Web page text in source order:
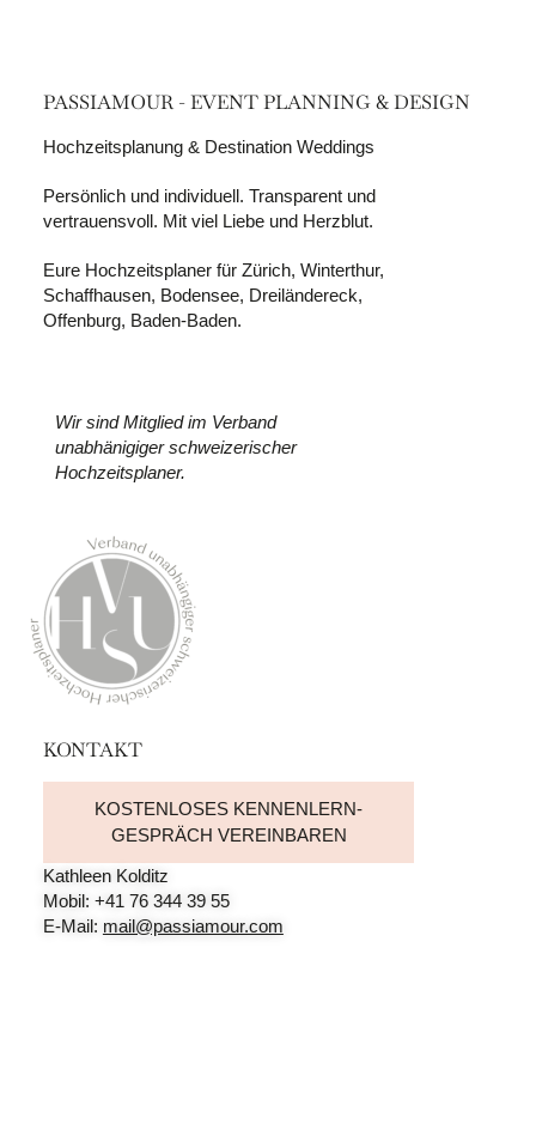
PASSIAMOUR - EVENT PLANNING & DESIGN
Hochzeitsplanung & Destination Weddings
Persönlich und individuell. Transparent und
vertrauensvoll. Mit viel Liebe und Herzblut.
Eure Hochzeitsplaner für Zürich, Winterthur,
Schaffhausen, Bodensee, Dreiländereck,
Offenburg, Baden-Baden.
Wir sind Mitglied im Verband
unabhänigiger schweizerischer
Hochzeitsplaner.
KONTAKT
KOSTENLOSES KENNENLERN-
GESPRÄCH VEREINBAREN
Kathleen Kolditz
Mobil: +41 76 344 39 55
E-Mail: mail@passiamour.com